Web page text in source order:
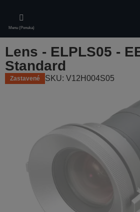
main
content
Menu (Ponuka)
Lens - ELPLS05 -
Standard
Zastavené SKU: V12H004S05